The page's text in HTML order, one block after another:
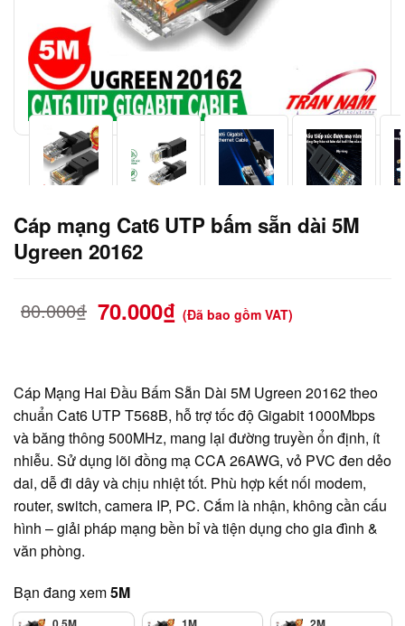
Cáp mạng Cat6 UTP bấm sẵn dài 5M
Ugreen 20162
80.000₫ 70.000₫ (Đã bao gồm VAT)
Cáp Mạng Hai Đầu Bấm Sẵn Dài 5M Ugreen 20162 theo
chuẩn Cat6 UTP T568B, hỗ trợ tốc độ Gigabit 1000Mbps
và băng thông 500MHz, mang lại đường truyền ổn định, ít
nhiễu. Sử dụng lõi đồng mạ CCA 26AWG, vỏ PVC đen dẻo
dai, dễ đi dây và chịu nhiệt tốt. Phù hợp kết nối modem,
router, switch, camera IP, PC. Cắm là nhận, không cần cấu
hình – giải pháp mạng bền bỉ và tiện dụng cho gia đình &
văn phòng.
Bạn đang xem5M